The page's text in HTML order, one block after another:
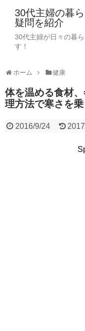
30代主婦の暮
疑問を紹介
30代主婦が日々の暮
す！
ホーム 健康
体を温める食材
理方法で寒さを
2016/9/24